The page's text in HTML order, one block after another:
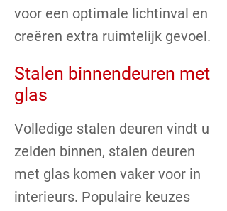
voor een optimale lichtinval en
creëren extra ruimtelijk gevoel.
Stalen binnendeuren met
glas
Volledige stalen deuren vindt u
zelden binnen, stalen deuren
met glas komen vaker voor in
interieurs. Populaire keuzes